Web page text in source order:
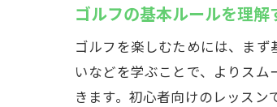
ゴルフの基本ルールを理解
ゴルフを楽しむためには、ま
いなどを学ぶことで、よりス
きます。初心者向けのレッス